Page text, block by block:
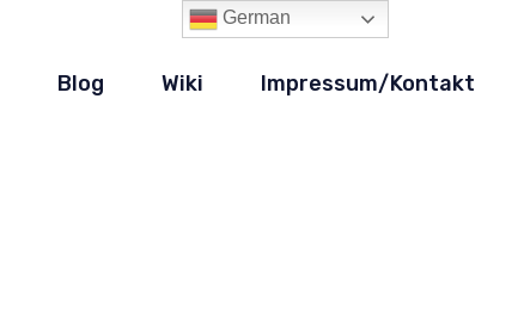
Blog Wiki Impressum/Kontakt
German